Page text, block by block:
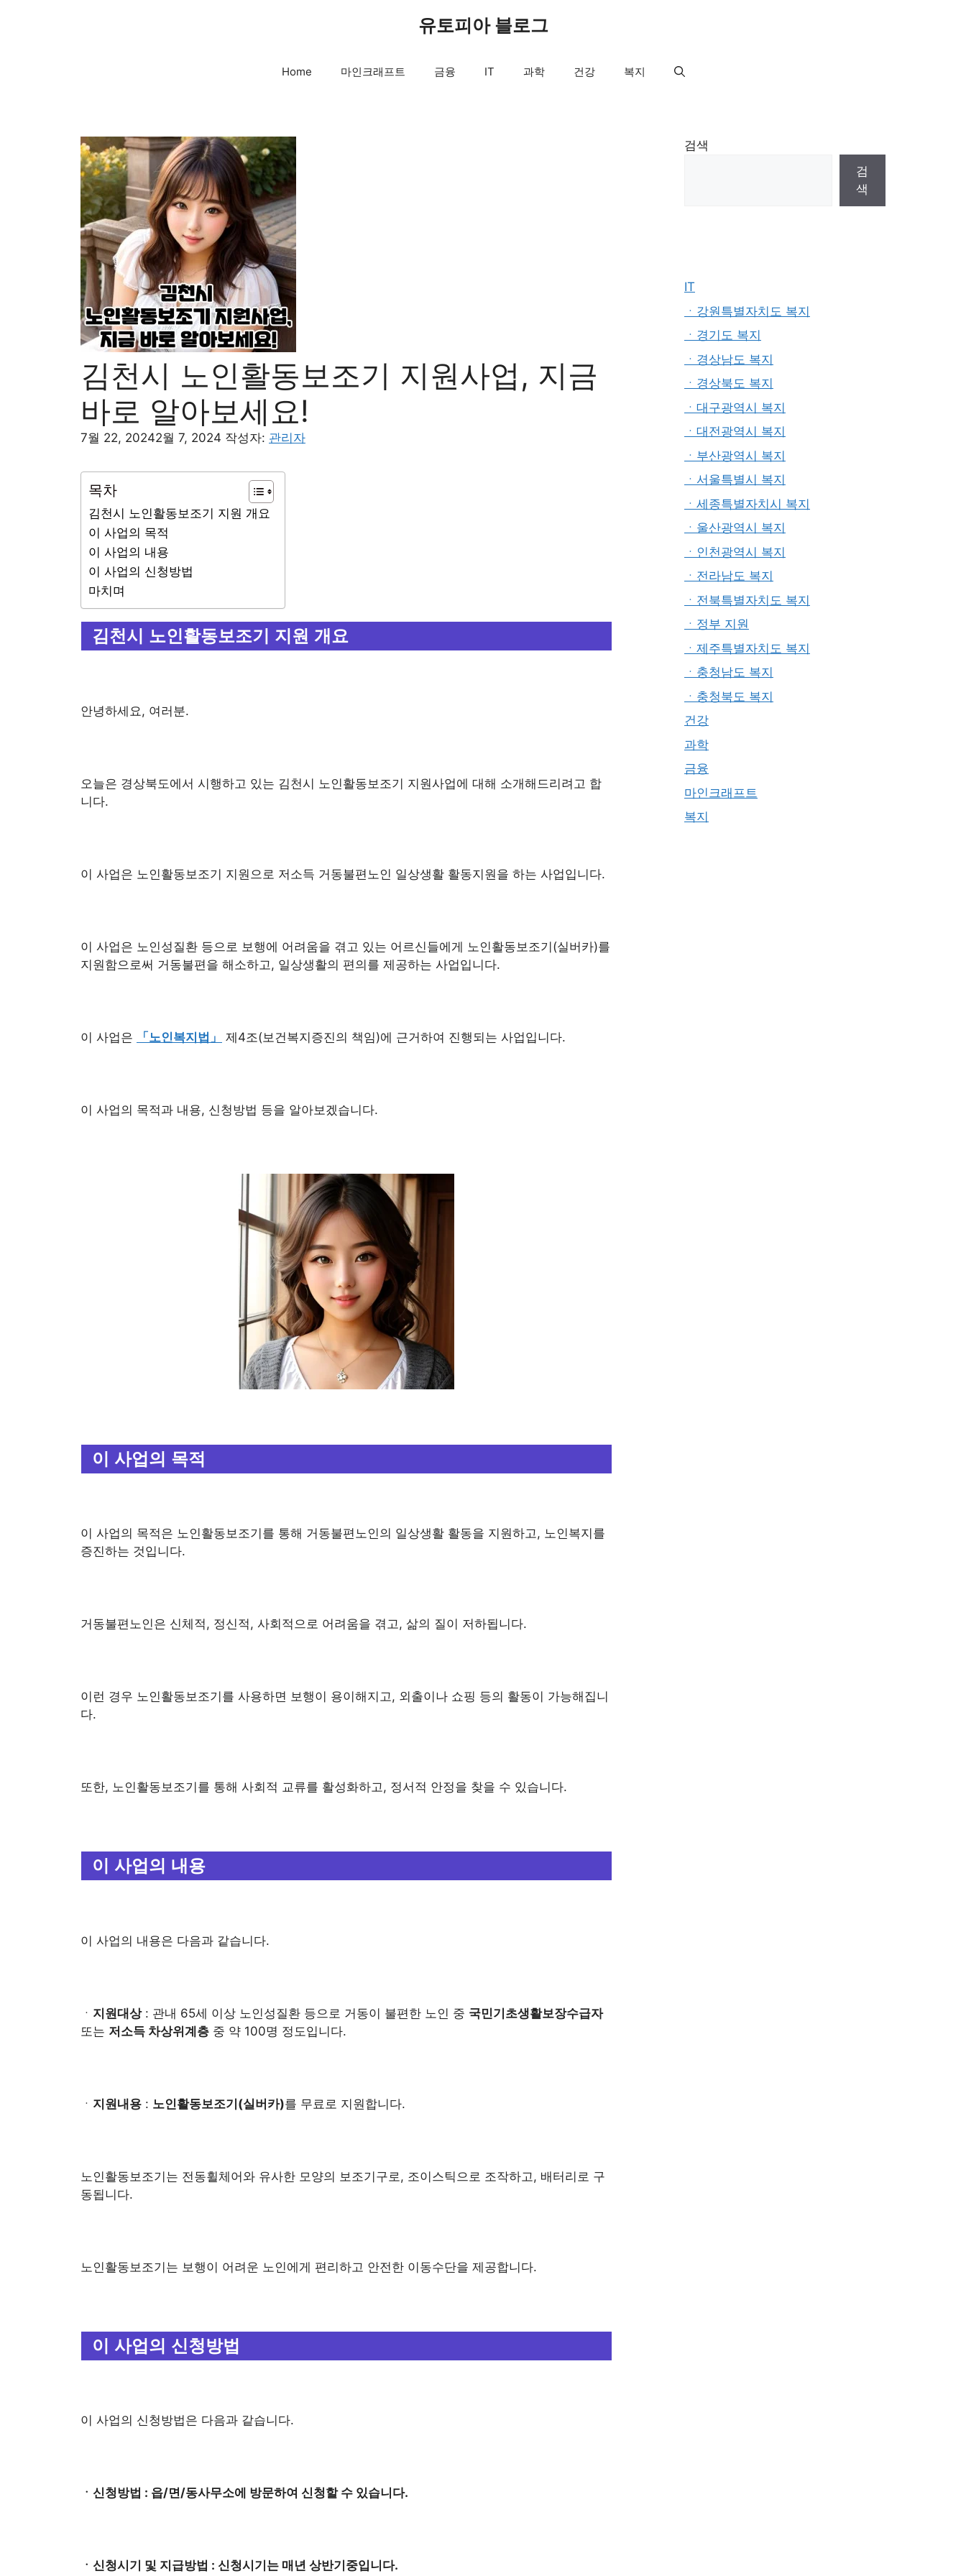
유토피아 블로그
Home 마인크래프트 금융 IT 과학 건강 복지
김천시 노인활동보조기 지원사업, 지금
바로 알아보세요!
7월 22, 20242월 7, 2024 작성자: 관리자
목차
김천시 노인활동보조기 지원 개요
이 사업의 목적
이 사업의 내용
이 사업의 신청방법
마치며
김천시 노인활동보조기 지원 개요
안녕하세요, 여러분.
오늘은 경상북도에서 시행하고 있는 김천시 노인활동보조기 지원사업에 대해 소개해드리려고 합
니다.
이 사업은 노인활동보조기 지원으로 저소득 거동불편노인 일상생활 활동지원을 하는 사업입니다.
이 사업은 노인성질환 등으로 보행에 어려움을 겪고 있는 어르신들에게 노인활동보조기(실버카)를
지원함으로써 거동불편을 해소하고, 일상생활의 편의를 제공하는 사업입니다.
이 사업은 「노인복지법」 제4조(보건복지증진의 책임)에 근거하여 진행되는 사업입니다.
이 사업의 목적과 내용, 신청방법 등을 알아보겠습니다.
이 사업의 목적
이 사업의 목적은 노인활동보조기를 통해 거동불편노인의 일상생활 활동을 지원하고, 노인복지를
증진하는 것입니다.
거동불편노인은 신체적, 정신적, 사회적으로 어려움을 겪고, 삶의 질이 저하됩니다.
이런 경우 노인활동보조기를 사용하면 보행이 용이해지고, 외출이나 쇼핑 등의 활동이 가능해집니
다.
또한, 노인활동보조기를 통해 사회적 교류를 활성화하고, 정서적 안정을 찾을 수 있습니다.
이 사업의 내용
이 사업의 내용은 다음과 같습니다.
ㆍ 지원대상: 관내 65세 이상 노인성질환 등으로 거동이 불편한 노인 중 국민기초생활보장수급자
또는 저소득 차상위계층 중 약 100명 정도입니다.
ㆍ 지원내용 : 노인활동보조기(실버카)를 무료로 지원합니다.
노인활동보조기는 전동휠체어와 유사한 모양의 보조기구로, 조이스틱으로 조작하고, 배터리로 구
동됩니다.
노인활동보조기는 보행이 어려운 노인에게 편리하고 안전한 이동수단을 제공합니다.
이 사업의 신청방법
이 사업의 신청방법은 다음과 같습니다.
ㆍ신청방법 : 읍/면/동사무소에 방문하여 신청할 수 있습니다.
ㆍ신청시기 및 지급방법 : 신청시기는 매년 상반기중입니다.
검색
검
색
IT
ㆍ강원특별자치도 복지
ㆍ경기도 복지
ㆍ경상남도 복지
ㆍ경상북도 복지
ㆍ대구광역시 복지
ㆍ대전광역시 복지
ㆍ부산광역시 복지
ㆍ서울특별시 복지
ㆍ세종특별자치시 복지
ㆍ울산광역시 복지
ㆍ인천광역시 복지
ㆍ전라남도 복지
ㆍ전북특별자치도 복지
ㆍ정부 지원
ㆍ제주특별자치도 복지
ㆍ충청남도 복지
ㆍ충청북도 복지
건강
과학
금융
마인크래프트
복지